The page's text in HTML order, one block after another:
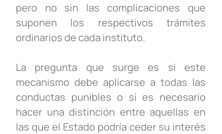
pero no sin las complicaciones que
suponen los respectivos trámites
ordinarios de cada instituto.
La pregunta que surge es si este
mecanismo debe aplicarse a todas las
conductas punibles o si es necesario
hacer una distinción entre aquellas en
las que el Estado podría ceder su interés